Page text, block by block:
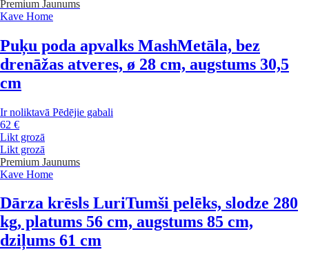
Premium Jaunums
Kave Home
Puķu poda apvalks MashMetāla, bez
drenāžas atveres, ø 28 cm, augstums 30,5
cm
Ir noliktavā Pēdējie gabali
62 €
Likt grozā
Likt grozā
Premium Jaunums
Kave Home
Dārza krēsls LuriTumši pelēks, slodze 280
kg, platums 56 cm, augstums 85 cm,
dziļums 61 cm